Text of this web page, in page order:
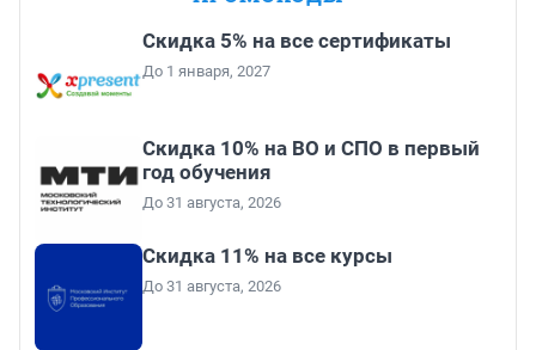
Скидка 5% на все сертификаты
До 1 января, 2027
Скидка 10% на ВО и СПО в первый
год обучения
До 31 августа, 2026
Скидка 11% на все курсы
До 31 августа, 2026